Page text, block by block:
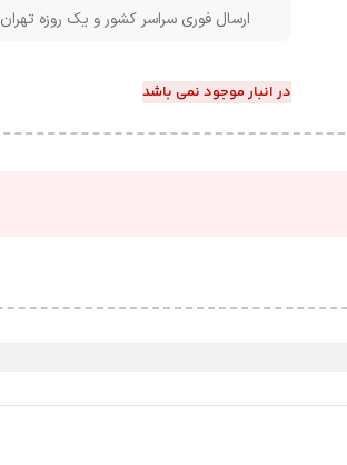
ارسال فوری سراسر کشور و یک روزه تهران
در انبار موجود نمی باشد